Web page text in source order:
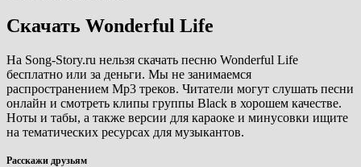
Скачать Wonderful Life
На Song-Story.ru нельзя скачать песню Wonderful Life
бесплатно или за деньги. Мы не занимаемся
распространением Mp3 треков. Читатели могут слушать песни
онлайн и смотреть клипы группы Black в хорошем качестве.
Ноты и табы, а также версии для караоке и минусовки ищите
на тематических ресурсах для музыкантов.
Расскажи друзьям